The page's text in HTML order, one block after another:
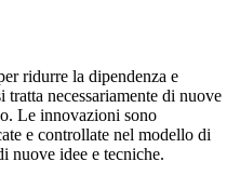
ridurre la dipendenza e
necessariamente di nuove
Le innovazioni sono
e controllate nel modello di
nuove idee e tecniche.